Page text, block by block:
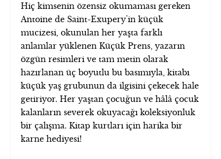
Hiç kimsenin özensiz okumaması gereken
Antoine de Saint-Exupery’in küçük
mucizesi, okunulan her yaşta farklı
anlamlar yüklenen Küçük Prens, yazarın
özgün resimleri ve tam metin olarak
hazırlanan üç boyutlu bu basımıyla, kitabı
küçük yaş grubunun da ilgisini çekecek hale
getiriyor. Her yaştan çocuğun ve hâlâ çocuk
kalanların severek okuyacağı koleksiyonluk
bir çalışma. Kitap kurtları için harika bir
karne hediyesi!